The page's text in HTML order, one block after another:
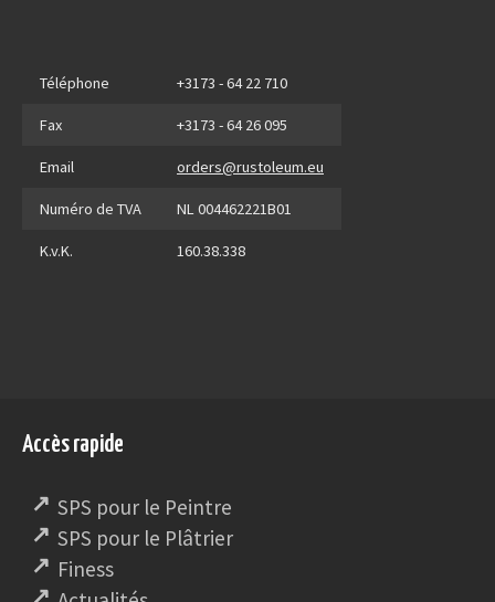
Téléphone +3173 - 64 22 710
Fax +3173 - 64 26 095
Email orders@rustoleum.eu
Numéro de TVA NL 004462221B01
K.v.K. 160.38.338
Accès rapide
SPS pour le Peintre
SPS pour le Plâtrier
Finess